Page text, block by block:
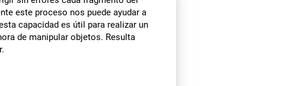
este proceso nos puede ayudar a
capacidad es útil para realizar un
de manipular objetos. Resulta